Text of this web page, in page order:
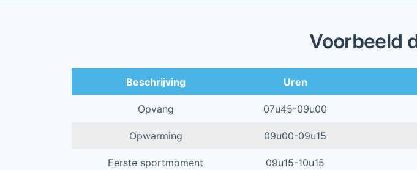
Voorbeeld
Beschrijving Uren
Opvang 07u45-09u00
Opwarming 09u00-09u15
Eerste sportmoment 09u15-10u15